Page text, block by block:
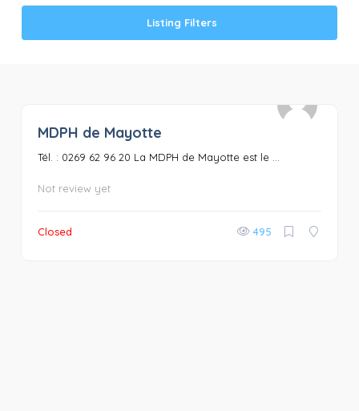
Listing Filters
MDPH de Mayotte
Tél. : 0269 62 96 20 La MDPH de Mayotte est le ...
Not review yet
Closed 495